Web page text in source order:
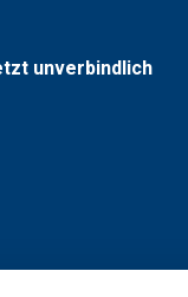
unverbindlich